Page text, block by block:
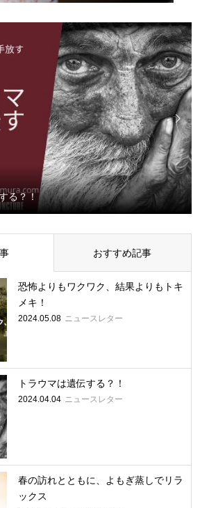
もに、よもぎ蒸しでリラックス

おすすめ記事
恐怖よりもワクワク、結果よりもトキ
メキ！
2024.05.08 ニュースレター
トラウマは遺伝する？！
2024.04.04 ニュースレター
春の訪れとともに、よもぎ蒸しでリラ
ックス